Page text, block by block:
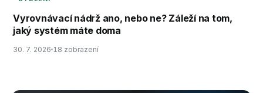
Vyrovnávací nádrž ano, nebo ne? Záleží na tom,
jaký systém máte doma
30. 7. 2026 18 zobrazení